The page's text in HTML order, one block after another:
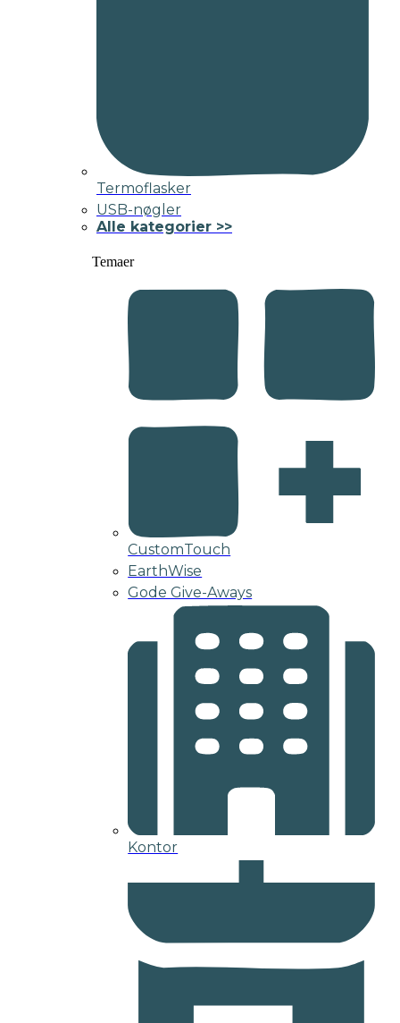
Termoflasker
USB-nøgler
Alle kategorier >>
Temaer
CustomTouch
EarthWise
Gode Give-Aways
Kontor